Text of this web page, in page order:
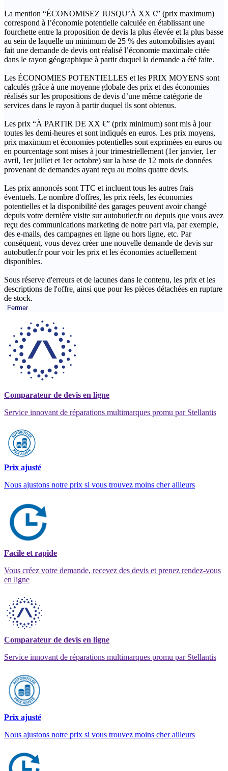
La mention “ÉCONOMISEZ JUSQU’À XX €” (prix maximum)
correspond à l’économie potentielle calculée en établissant une
fourchette entre la proposition de devis la plus élevée et la plus basse
au sein de laquelle un minimum de 25 % des automobilistes ayant
fait une demande de devis ont réalisé l’économie maximale citée
dans le rayon géographique à partir duquel la demande a été faite.
Les ÉCONOMIES POTENTIELLES et les PRIX MOYENS sont
calculés grâce à une moyenne globale des prix et des économies
réalisés sur les propositions de devis d’une même catégorie de
services dans le rayon à partir duquel ils sont obtenus.
Les prix “À PARTIR DE XX €” (prix minimum) sont mis à jour
toutes les demi-heures et sont indiqués en euros. Les prix moyens,
prix maximum et économies potentielles sont exprimées en euros ou
en pourcentage sont mises à jour trimestriellement (1er janvier, 1er
avril, 1er juillet et 1er octobre) sur la base de 12 mois de données
provenant de demandes ayant reçu au moins quatre devis.
Les prix annoncés sont TTC et incluent tous les autres frais
éventuels. Le nombre d'offres, les prix réels, les économies
potentielles et la disponibilité des garages peuvent avoir changé
depuis votre dernière visite sur autobutler.fr ou depuis que vous avez
reçu des communications marketing de notre part via, par exemple,
des e-mails, des campagnes en ligne ou hors ligne, etc. Par
conséquent, vous devez créer une nouvelle demande de devis sur
autobutler.fr pour voir les prix et les économies actuellement
disponibles.
Sous réserve d'erreurs et de lacunes dans le contenu, les prix et les
descriptions de l'offre, ainsi que pour les pièces détachées en rupture
de stock.
Fermer
Comparateur de devis en ligne
Service innovant de réparations multimarques promu par Stellantis
Prix ajusté
Nous ajustons notre prix si vous trouvez moins cher ailleurs
Facile et rapide
Vous créez votre demande, recevez des devis et prenez rendez-vous
en ligne
Comparateur de devis en ligne
Service innovant de réparations multimarques promu par Stellantis
Prix ajusté
Nous ajustons notre prix si vous trouvez moins cher ailleurs